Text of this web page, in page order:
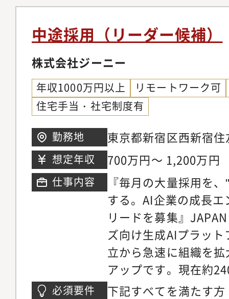
Proposition）の再定
向けたコアメッセー
の構築・マルチチャ
サイト、オウンドメ
等）、動画コンテン
マーケティングの展
レーション： エンジ
ミートアップの企画
スへのスポンサード
巻き込み： 社員が自
ダープログラムやリ
と定着■ハイクラス・
レクトソーシング・
ス（エグゼクティブ
築と直接アプローチ
ア獲得に向けた、グ
と多言語対応プロセ
等）を用いた論理的
善能力・複数名の採
経験
中途採用（リーダー候補）
株式会社ジーニー
年収1000万円以上
リモートワーク可
住宅手当・社宅制度有
勤務地
東京都新宿区西新宿
ワー 5・6・26階
想定年収 700万円～ 1,200万円
仕事内容
『毎月の大量採用を
する。AI企業の成長
リードを募集』
ズ向け生成AIプラッ
立から急速に組織を
アップです。現在約
そして1,000名規模を
必須要件
下記すべてを満たす